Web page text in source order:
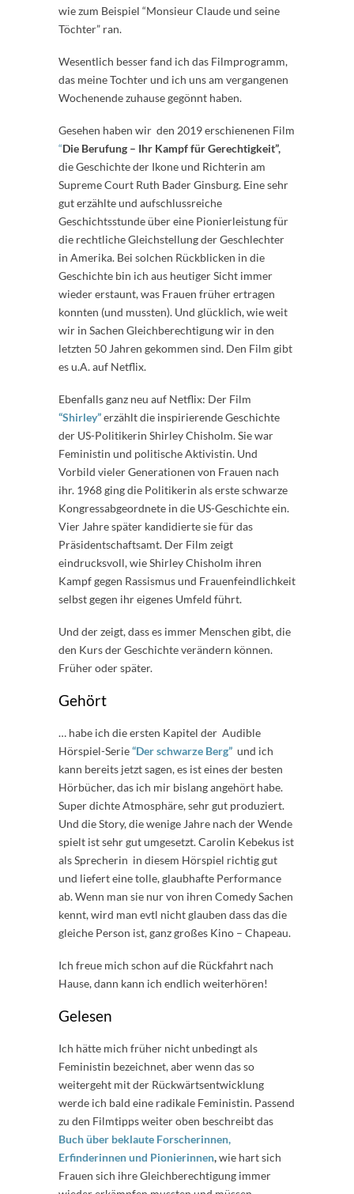
wie zum Beispiel “Monsieur Claude und seine
Töchter” ran.
Wesentlich besser fand ich das Filmprogramm,
das meine Tochter und ich uns am vergangenen
Wochenende zuhause gegönnt haben.
Gesehen haben wir den 2019 erschienenen Film
“Die Berufung – Ihr Kampf für Gerechtigkeit”,
die Geschichte der Ikone und Richterin am
Supreme Court Ruth Bader Ginsburg. Eine sehr
gut erzählte und aufschlussreiche
Geschichtsstunde über eine Pionierleistung für
die rechtliche Gleichstellung der Geschlechter
in Amerika. Bei solchen Rückblicken in die
Geschichte bin ich aus heutiger Sicht immer
wieder erstaunt, was Frauen früher ertragen
konnten (und mussten). Und glücklich, wie weit
wir in Sachen Gleichberechtigung wir in den
letzten 50 Jahren gekommen sind. Den Film gibt
es u.A. auf Netflix.
Ebenfalls ganz neu auf Netflix: Der Film
“Shirley”erzählt die inspirierende Geschichte
der US-Politikerin Shirley Chisholm. Sie war
Feministin und politische Aktivistin. Und
Vorbild vieler Generationen von Frauen nach
ihr. 1968 ging die Politikerin als erste schwarze
Kongressabgeordnete in die US-Geschichte ein.
Vier Jahre später kandidierte sie für das
Präsidentschaftsamt. Der Film zeigt
eindrucksvoll, wie Shirley Chisholm ihren
Kampf gegen Rassismus und Frauenfeindlichkeit
selbst gegen ihr eigenes Umfeld führt.
Und der zeigt, dass es immer Menschen gibt, die
den Kurs der Geschichte verändern können.
Früher oder später.
Gehört
… habe ich die ersten Kapitel der Audible
Hörspiel-Serie“Der schwarze Berg” und ich
kann bereits jetzt sagen, es ist eines der besten
Hörbücher, das ich mir bislang angehört habe.
Super dichte Atmosphäre, sehr gut produziert.
Und die Story, die wenige Jahre nach der Wende
spielt ist sehr gut umgesetzt. Carolin Kebekus ist
als Sprecherin in diesem Hörspiel richtig gut
und liefert eine tolle, glaubhafte Performance
ab. Wenn man sie nur von ihren Comedy Sachen
kennt, wird man evtl nicht glauben dass das die
gleiche Person ist, ganz großes Kino – Chapeau.
Ich freue mich schon auf die Rückfahrt nach
Hause, dann kann ich endlich weiterhören!
Gelesen
Ich hätte mich früher nicht unbedingt als
Feministin bezeichnet, aber wenn das so
weitergeht mit der Rückwärtsentwicklung
werde ich bald eine radikale Feministin. Passend
zu den Filmtipps weiter oben beschreibt das
Buch über beklaute Forscherinnen,
Erfinderinnen und Pionierinnen,wie hart sich
Frauen sich ihre Gleichberechtigung immer